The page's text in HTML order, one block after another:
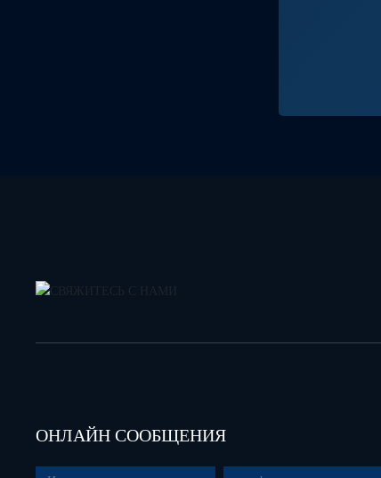
ОНЛАЙН СООБЩЕНИЯ